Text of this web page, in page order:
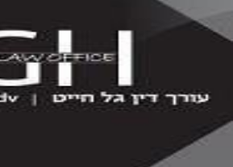
משפט מסחרי, מקרקעין ונדל"ן